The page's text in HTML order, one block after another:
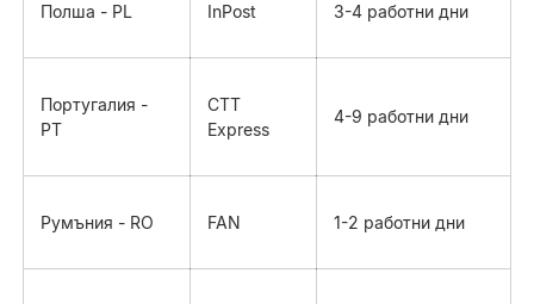
Полша - PL InPost 3-4 работни дни
Португалия -
PT
CTT
Express
4-9 работни дни
Румъния - RO FAN 1-2 работни дни